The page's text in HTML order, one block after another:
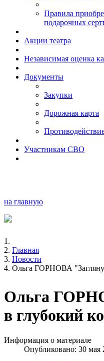
Правила
подарочных
Акции театра
Независимая оценка
Документы
Закупки
Дорожная карта
Участникам СВО
на главную
Главная
Новости
Ольга ГОРНОВА
Ольга
в глубокий
Информация о материале
Опубликовано: 30 мая